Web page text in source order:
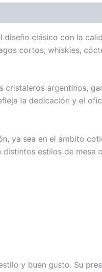
diseño clásico con la
cortos, whiskies,
argentinos,
la dedicación y el
ya sea en el ámbito
estilos de mesa
y buen gusto. Su